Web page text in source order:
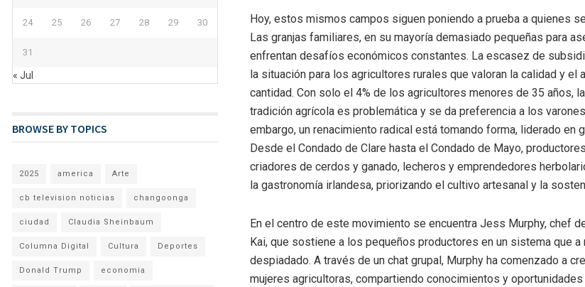
Hoy, estos mismos campos siguen poniendo a prueba a quienes
Las granjas familiares, en su mayoría demasiado pequeñas para
enfrentan desafíos económicos constantes. La escasez de
la situación para los agricultores rurales que valoran la calidad y el
cantidad. Con solo el 4% de los agricultores menores de 35 años,
tradición agrícola es problemática y se da preferencia a los
embargo, un renacimiento radical está tomando forma, liderado en
Desde el Condado de Clare hasta el Condado de Mayo,
criadores de cerdos y ganado, lecheros y emprendedores
la gastronomía irlandesa, priorizando el cultivo artesanal y la
En el centro de este movimiento se encuentra Jess Murphy, chef
Kai, que sostiene a los pequeños productores en un sistema que a
despiadado. A través de un chat grupal, Murphy ha comenzado a
mujeres agricultoras, compartiendo conocimientos y oportunidades
24 25 26 27 28 29 30
31
« Jul
BROWSE BY TOPICS
2025 america Arte
cb television noticias changoonga
ciudad Claudia Sheinbaum
Columna Digital Cultura Deportes
Donald Trump economia